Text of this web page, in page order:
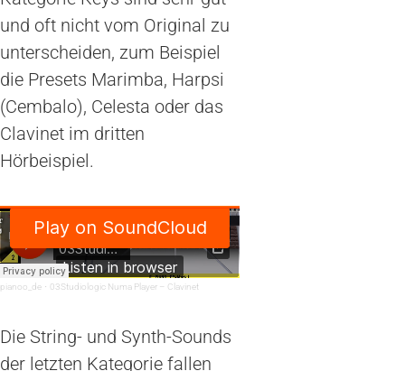
und oft nicht vom Original zu
unterscheiden, zum Beispiel
die Presets Marimba, Harpsi
(Cembalo), Celesta oder das
Clavinet im dritten
Hörbeispiel.
pianoo_de · 03Studiologic Numa Player – Clavinet
Die String- und Synth-Sounds
der letzten Kategorie fallen